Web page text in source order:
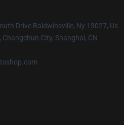
Drive Baldwinsville, Ny 13027, Us
City, Shanghai, CN